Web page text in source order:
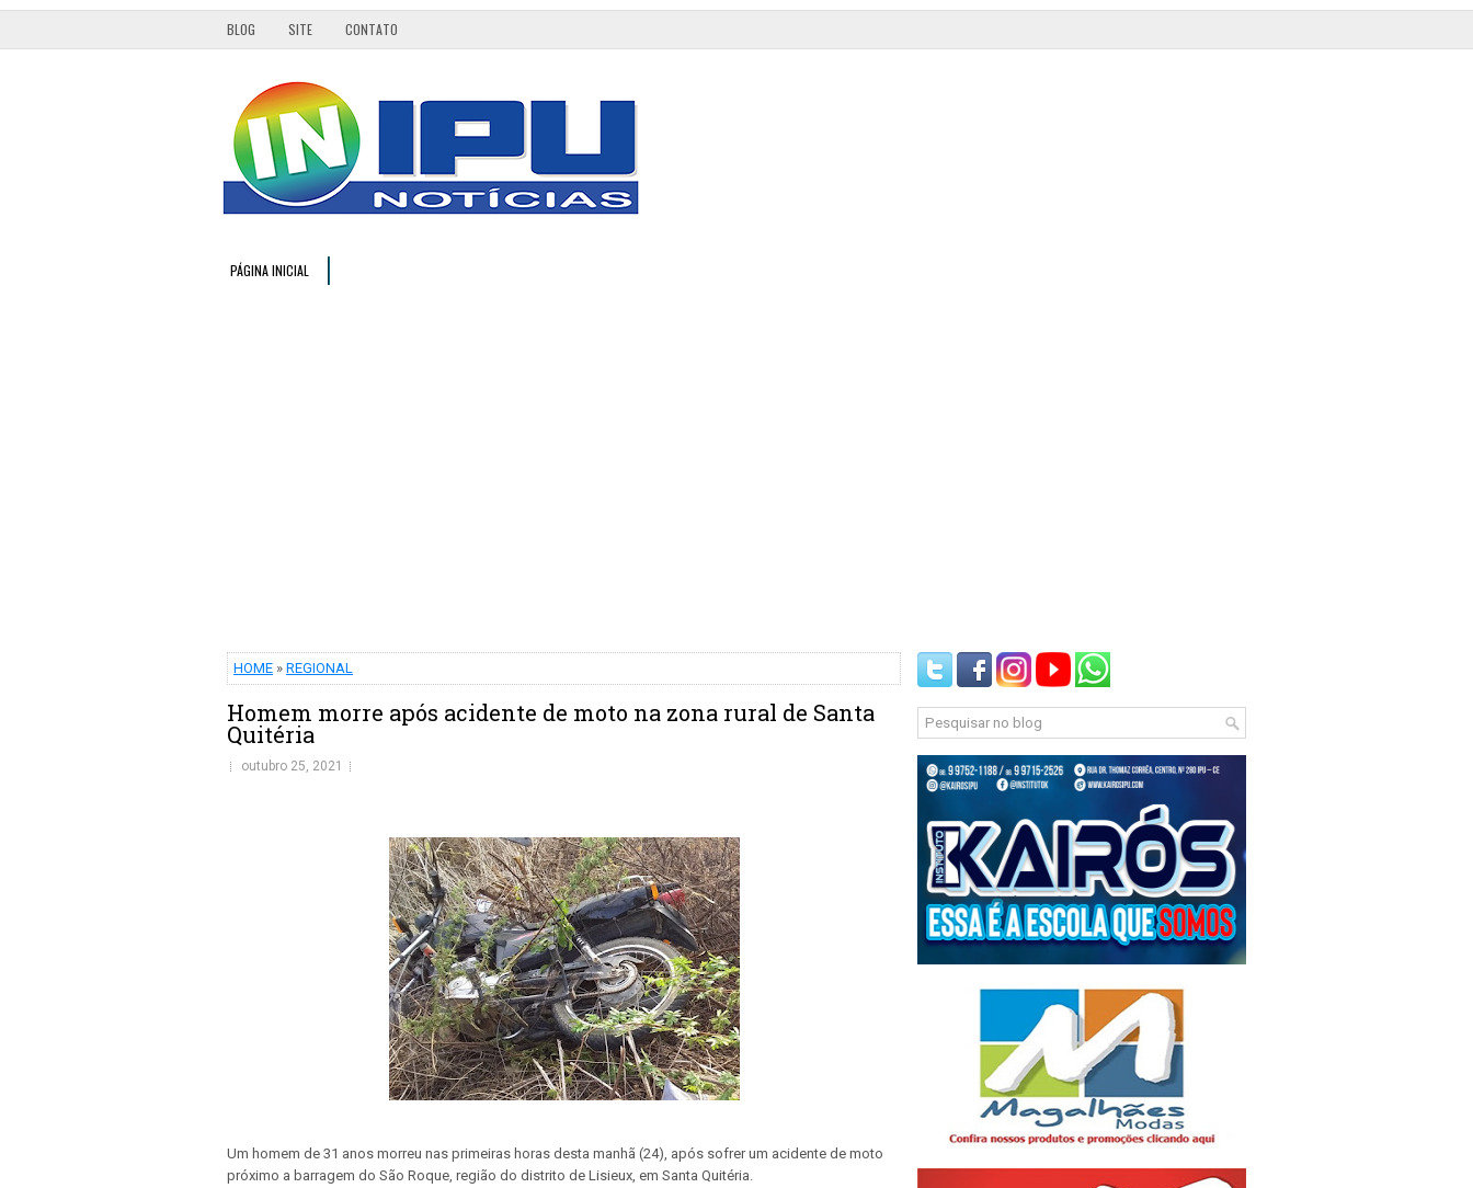
BLOG SITE CONTATO
PÁGINA INICIAL
HOME » REGIONAL
Homem morre após acidente de moto na zona rural de Santa
Quitéria
outubro 25, 2021
Um homem de 31 anos morreu nas primeiras horas desta manhã (24), após sofrer um acidente de moto
próximo a barragem do São Roque, região do distrito de Lisieux, em Santa Quitéria.